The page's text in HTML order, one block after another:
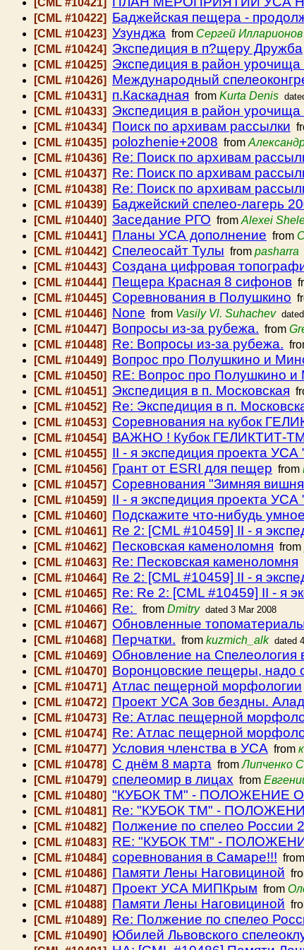
[CML #10421]
[CML #10422] Баджейская пещера -
[CML #10423] Узунджа from Сергей Илларионов
[CML #10424] Экспедиция в п?щеру Дружба
[CML #10425] Экспедиция в район
[CML #10426] Международный
[CML #10431] п.Каскадная from Kurta Denis
[CML #10433] Экспедиция в район
[CML #10434] Поиск по архивам рассылки
[CML #10435] polozhenie+2008 from
[CML #10436] Re: Поиск по архивам
[CML #10437] Re: Поиск по архивам
[CML #10438] Re: Поиск по архивам
[CML #10439] Баджейский спелео-лагерь
[CML #10440] Заседание РГО from Alexei
[CML #10441] Планы УСА дополнение from
[CML #10442] Спелеосайт Тулы from pasharra
[CML #10443] Создана цифровая
[CML #10444] Пещера Красная 8 сифонов
[CML #10445] Соревнования в Полушкино
[CML #10446] None from Vasily Vl. Suhachev
[CML #10447] Вопросы из-за рубежа. from
[CML #10448] Re: Вопросы из-за рубежа.
[CML #10449] Вопрос про Полушкино и
[CML #10450] RE: Вопрос про Полушкино и
[CML #10451] Экспедиция в п. Московская
[CML #10452] Re: Экспедиция в п.
[CML #10453] Соревнования на кубок
[CML #10454] ВАЖНО ! Кубок ГЕЛИКТИТ-
[CML #10455] II - я экспедиция проекта
[CML #10456] Грант от ESRI для пещер from
[CML #10457] Соревнования "Зимняя
[CML #10459] II - я экспедиция проекта
[CML #10460] Подскажите что-нибудь умное
[CML #10461] Re 2: [CML #10459] II - я
[CML #10462] Песковская каменоломня from
[CML #10463] Re: Песковская каменоломня
[CML #10464] Re 2: [CML #10459] II - я
[CML #10465] Re: Re 2: [CML #10459] II - я
[CML #10466] Re: from Dmitry dated 3 Mar 2008
[CML #10467] Обновленные
[CML #10468] Перчатки. from kuzmich_alk dated
[CML #10469] Обновление на Спелеология
[CML #10470] Воронцовские пещеры, надо
[CML #10471] Атлас пещерной морфологии
[CML #10472] Проект УСА Зов бездны.
[CML #10473] Re: Атлас пещерной
[CML #10474] Re: Атлас пещерной
[CML #10477] Условия членства в УСА from
[CML #10478] С днём 8 марта fromЛипченко
[CML #10479] спелеомир в лицах from
[CML #10480] "КУБОК ТМ" - ПОЛОЖЕНИЕ
[CML #10481] Re: "КУБОК ТМ" -
[CML #10482] Полжение по спелео России
[CML #10483] RE: "КУБОК ТМ" -
[CML #10484] соревнования в Самаре!!! from
[CML #10486] Памяти Лены Наговициной
[CML #10487] Проект УСА МИПКрым from
[CML #10488] Памяти Лены Наговициной
[CML #10489] Re: Полжение по спелео
[CML #10490] Юбилей Львовского